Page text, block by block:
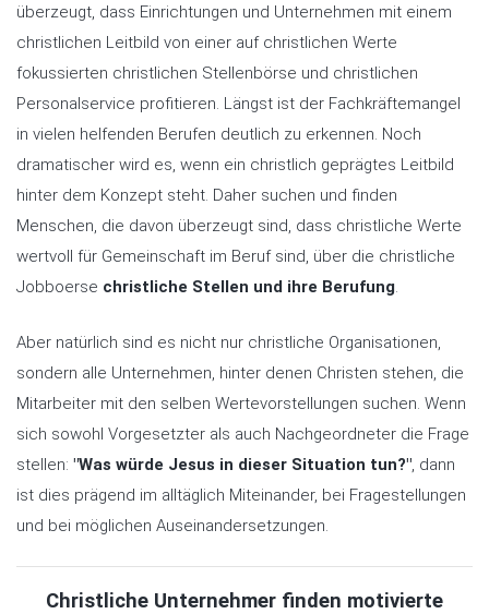
überzeugt, dass Einrichtungen und Unternehmen mit einem
christlichen Leitbild von einer auf christlichen Werte
fokussierten christlichen Stellenbörse und christlichen
Personalservice profitieren. Längst ist der Fachkräftemangel
in vielen helfenden Berufen deutlich zu erkennen. Noch
dramatischer wird es, wenn ein christlich geprägtes Leitbild
hinter dem Konzept steht. Daher suchen und finden
Menschen, die davon überzeugt sind, dass christliche Werte
wertvoll für Gemeinschaft im Beruf sind, über die christliche
Jobboerse christliche Stellen und ihre Berufung.
Aber natürlich sind es nicht nur christliche Organisationen,
sondern alle Unternehmen, hinter denen Christen stehen, die
Mitarbeiter mit den selben Wertevorstellungen suchen. Wenn
sich sowohl Vorgesetzter als auch Nachgeordneter die Frage
stellen: "Was würde Jesus in dieser Situation tun?", dann
ist dies prägend im alltäglich Miteinander, bei Fragestellungen
und bei möglichen Auseinandersetzungen.
Christliche Unternehmer finden motivierte